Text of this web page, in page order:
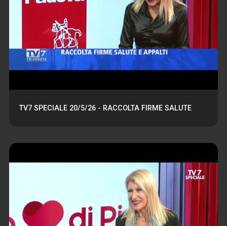
TV7 SPECIALE 20/5/26 - RACCOLTA FIRME SALUTE